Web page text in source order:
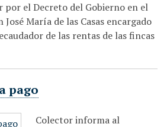
por el Decreto del Gobierno en el
José María de las Casas encargado
de las rentas de las fincas
pago
Colector informa al